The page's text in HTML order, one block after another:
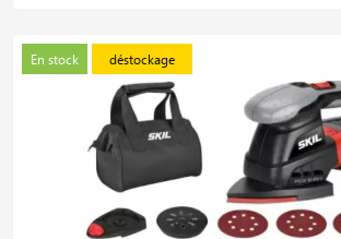
En stock déstockage